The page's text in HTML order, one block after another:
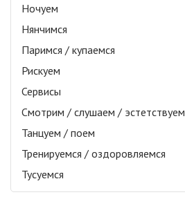
Ночуем
Нянчимся
Паримся / купаемся
Рискуем
Сервисы
Смотрим / слушаем / эстетствуем
Танцуем / поем
Тренируемся / оздоровляемся
Тусуемся